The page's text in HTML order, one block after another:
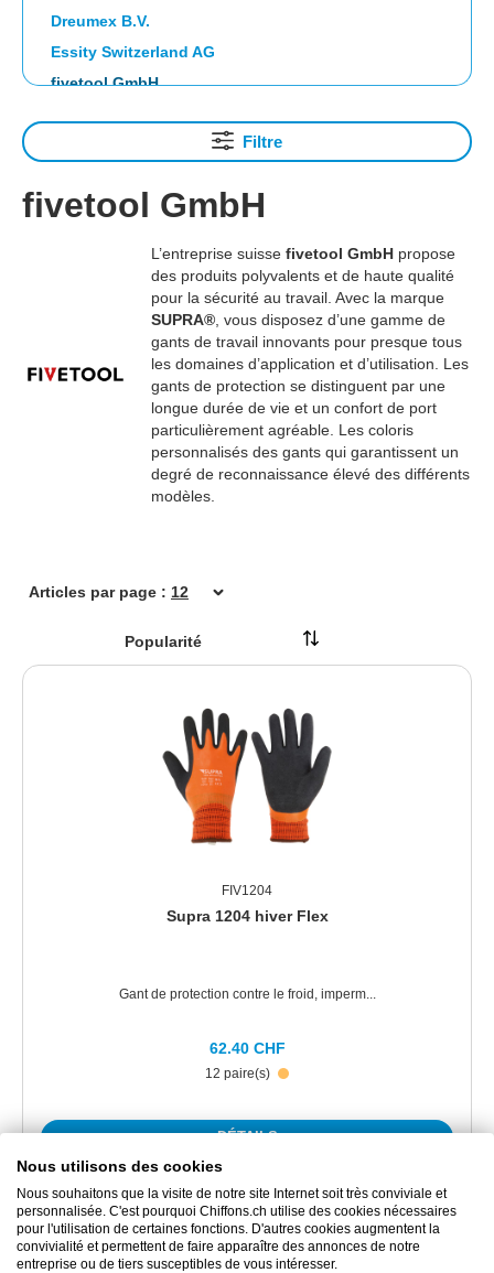
Dreumex B.V.
Essity Switzerland AG
fivetool GmbH
FTG SAFETY SHOES S.p.A.
HAIX Vertriebs AG
Kimberly-Clark Switzerland GmbH
Kleen Purgatis International AG
MEGA Clean Professional GmbH
MEWA Textil-Service AG & Co. Deutschland OHG
PUMA SAFETY by ISM Heinrich Krämer GmbH
WEPA Professional GmbH
Filtre
fivetool GmbH
L’entreprise suisse fivetool GmbH propose
des produits polyvalents et de haute qualité
pour la sécurité au travail. Avec la marque
SUPRA® , vous disposez d’une gamme de
gants de travail innovants pour presque tous
les domaines d’application et d’utilisation. Les
gants de protection se distinguent par une
longue durée de vie et un confort de port
particulièrement agréable. Les coloris
personnalisés des gants qui garantissent un
degré de reconnaissance élevé des différents
modèles.
Articles par page :
FIV1204
Supra 1204 hiver Flex
Gant de protection contre le froid, imperm...
12 paire(s)
62.40 CHF
DÉTAILS
Nous utilisons des cookies
Nous souhaitons que la visite de notre site Internet soit très conviviale et
personnalisée. C'est pourquoi Chiffons.ch utilise des cookies nécessaires
pour l'utilisation de certaines fonctions. D'autres cookies augmentent la
convivialité et permettent de faire apparaître des annonces de notre
entreprise ou de tiers susceptibles de vous intéresser.